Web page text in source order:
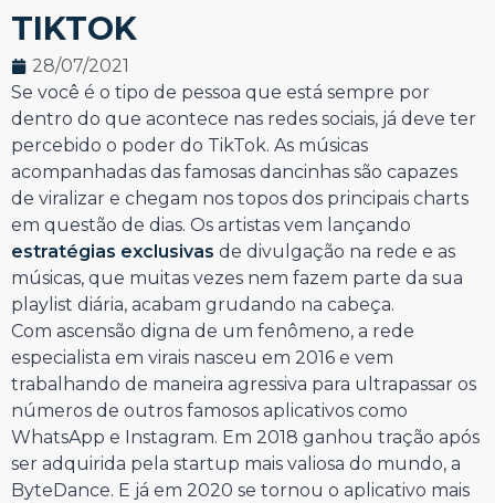
TIKTOK
28/07/2021
Se você é o tipo de pessoa que está sempre por
dentro do que acontece nas redes sociais, já deve ter
percebido o poder do TikTok. As músicas
acompanhadas das famosas dancinhas são capazes
de viralizar e chegam nos topos dos principais charts
em questão de dias. Os artistas vem lançando
estratégias exclusivas de divulgação na rede e as
músicas, que muitas vezes nem fazem parte da sua
playlist diária, acabam grudando na cabeça.
Com ascensão digna de um fenômeno, a rede
especialista em virais nasceu em 2016 e vem
trabalhando de maneira agressiva para ultrapassar os
números de outros famosos aplicativos como
WhatsApp e Instagram. Em 2018 ganhou tração após
ser adquirida pela startup mais valiosa do mundo, a
ByteDance. E já em 2020 se tornou o aplicativo mais